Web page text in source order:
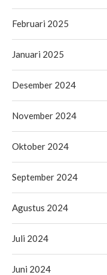
Februari 2025
Januari 2025
Desember 2024
November 2024
Oktober 2024
September 2024
Agustus 2024
Juli 2024
Juni 2024